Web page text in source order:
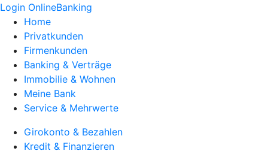
Login OnlineBanking
Home
Privatkunden
Firmenkunden
Banking & Verträge
Immobilie & Wohnen
Meine Bank
Service & Mehrwerte
Girokonto & Bezahlen
Kredit & Finanzieren